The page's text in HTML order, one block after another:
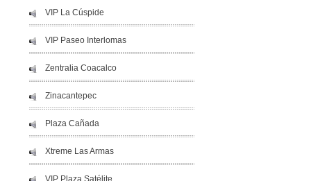
VIP La Cúspide
VIP Paseo Interlomas
Zentralia Coacalco
Zinacantepec
Plaza Cañada
Xtreme Las Armas
VIP Plaza Satélite